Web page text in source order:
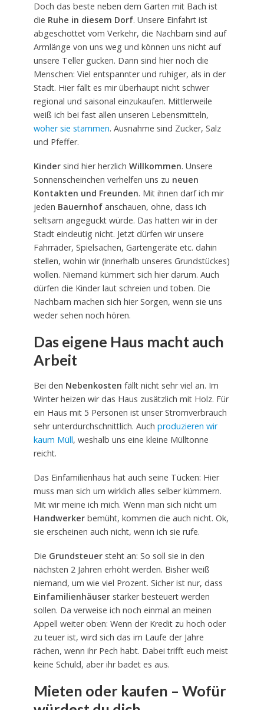
Doch das beste neben dem Garten mit Bach ist
die Ruhe in diesem Dorf. Unsere Einfahrt ist
abgeschottet vom Verkehr, die Nachbarn sind auf
Armlänge von uns weg und können uns nicht auf
unsere Teller gucken. Dann sind hier noch die
Menschen: Viel entspannter und ruhiger, als in der
Stadt. Hier fällt es mir überhaupt nicht schwer
regional und saisonal einzukaufen. Mittlerweile
weiß ich bei fast allen unseren Lebensmitteln,
woher sie stammen. Ausnahme sind Zucker, Salz
und Pfeffer.
Kindersind hier herzlich Willkommen. Unsere
Sonnenscheinchen verhelfen uns zu neuen
Kontakten und Freunden. Mit ihnen darf ich mir
jeden Bauernhofanschauen, ohne, dass ich
seltsam angeguckt würde. Das hatten wir in der
Stadt eindeutig nicht. Jetzt dürfen wir unsere
Fahrräder, Spielsachen, Gartengeräte etc. dahin
stellen, wohin wir (innerhalb unseres Grundstückes)
wollen. Niemand kümmert sich hier darum. Auch
dürfen die Kinder laut schreien und toben. Die
Nachbarn machen sich hier Sorgen, wenn sie uns
weder sehen noch hören.
Das eigene Haus macht auch
Arbeit
Bei den Nebenkosten fällt nicht sehr viel an. Im
Winter heizen wir das Haus zusätzlich mit Holz. Für
ein Haus mit 5 Personen ist unser Stromverbrauch
sehr unterdurchschnittlich. Auch produzieren wir
kaum Müll, weshalb uns eine kleine Mülltonne
reicht.
Das Einfamilienhaus hat auch seine Tücken: Hier
muss man sich um wirklich alles selber kümmern.
Mit wir meine ich mich. Wenn man sich nicht um
Handwerkerbemüht, kommen die auch nicht. Ok,
sie erscheinen auch nicht, wenn ich sie rufe.
Die Grundsteuersteht an: So soll sie in den
nächsten 2 Jahren erhöht werden. Bisher weiß
niemand, um wie viel Prozent. Sicher ist nur, dass
Einfamilienhäuserstärker besteuert werden
sollen. Da verweise ich noch einmal an meinen
Appell weiter oben: Wenn der Kredit zu hoch oder
zu teuer ist, wird sich das im Laufe der Jahre
rächen, wenn ihr Pech habt. Dabei trifft euch meist
keine Schuld, aber ihr badet es aus.
Mieten oder kaufen – Wofür